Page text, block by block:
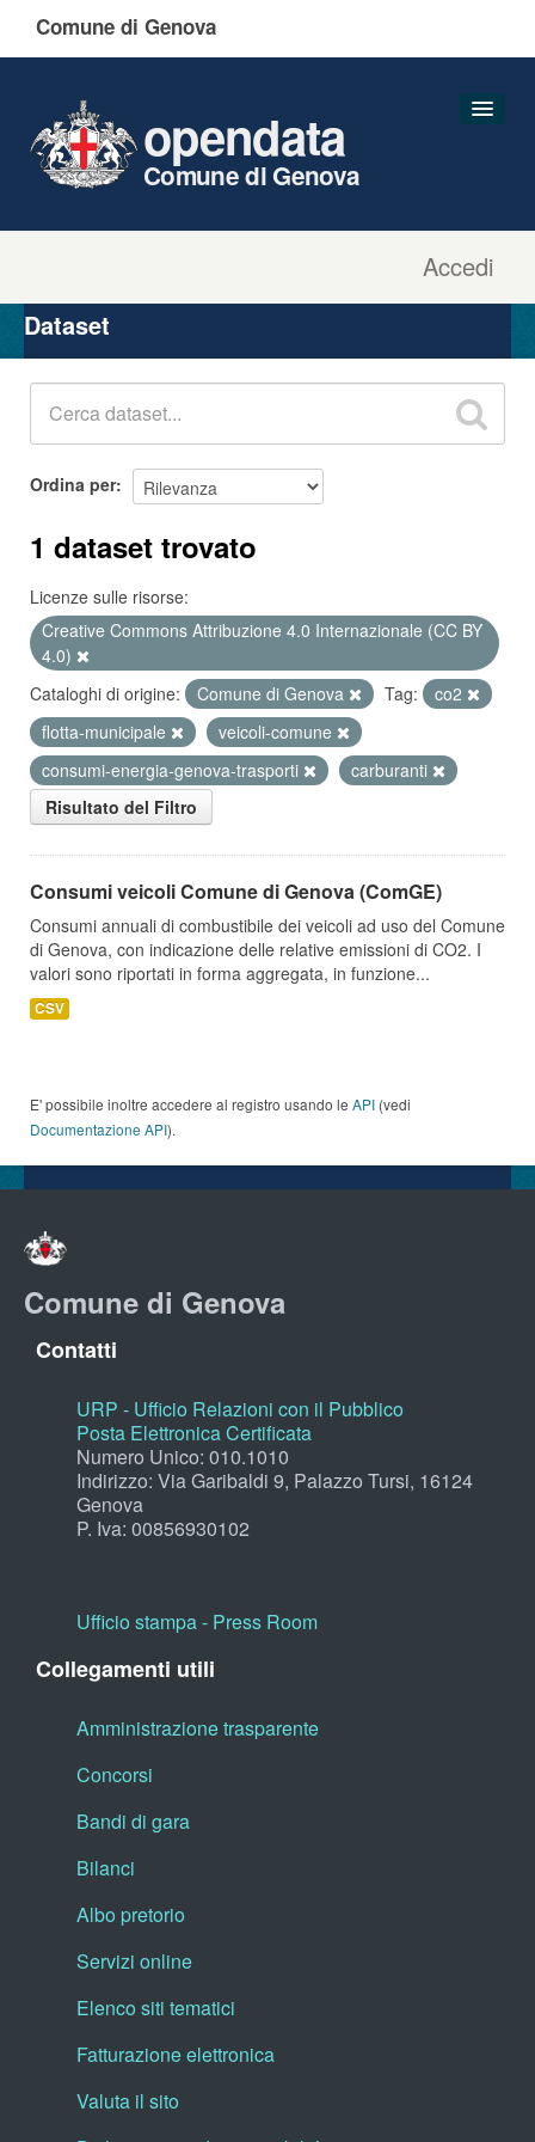
Comune di Genova
Accedi
opendata
Comune di Genova
Organizzazioni
Gruppi
Dataset
Ordina per
1 dataset trovato
Licenze sulle risorse:
Creative Commons Attribuzione 4.0 Internazionale (CC BY
4.0)
Cataloghi di origine:
Comune di Genova Tag:
co2
flotta-municipale
veicoli-comune
consumi-energia-genova-trasporti
carburanti
Risultato del Filtro
Consumi veicoli Comune di Genova (ComGE)
Consumi annuali di combustibile dei veicoli ad uso del Comune
di Genova, con indicazione delle relative emissioni di CO2. I
valori sono riportati in forma aggregata, in funzione...
CSV
E' possibile inoltre accedere al registro usando le API (vedi
Documentazione API).
Comune di Genova
Contatti
URP - Ufficio Relazioni con il Pubblico
Posta Elettronica Certificata
Numero Unico: 010.1010
Indirizzo: Via Garibaldi 9, Palazzo Tursi, 16124
Genova
P. Iva: 00856930102
Ufficio stampa - Press Room
Collegamenti utili
Amministrazione trasparente
Concorsi
Bandi di gara
Bilanci
Albo pretorio
Servizi online
Elenco siti tematici
Fatturazione elettronica
Valuta il sito